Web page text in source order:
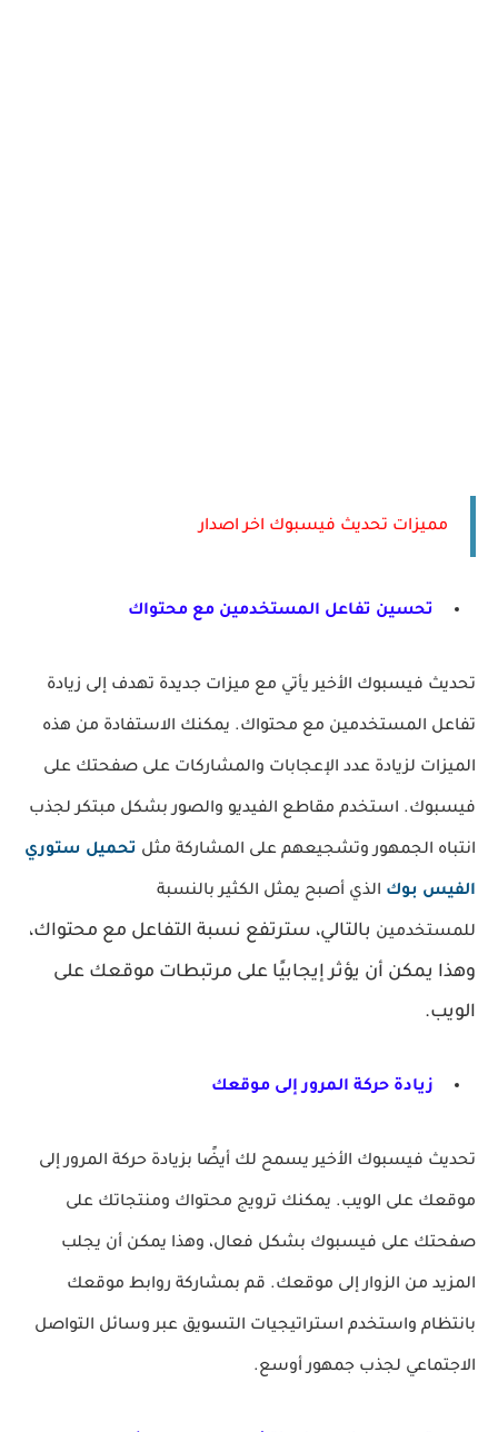
مميزات تحديث فيسبوك اخر اصدار
تحسين تفاعل المستخدمين مع محتواك
تحديث فيسبوك الأخير يأتي مع ميزات جديدة تهدف إلى زيادة
تفاعل المستخدمين مع محتواك. يمكنك الاستفادة من هذه
الميزات لزيادة عدد الإعجابات والمشاركات على صفحتك على
فيسبوك. استخدم مقاطع الفيديو والصور بشكل مبتكر لجذب
انتباه الجمهور وتشجيعهم على المشاركة مثل تحميل ستوري
الفيس بوك الذي أصبح يمثل الكثير بالنسبة
للمستخدمين بالتالي، سترتفع نسبة التفاعل مع محتواك،
وهذا يمكن أن يؤثر إيجابيًا على مرتبطات موقعك على
الويب.
زيادة حركة المرور إلى موقعك
تحديث فيسبوك الأخير يسمح لك أيضًا بزيادة حركة المرور إلى
موقعك على الويب. يمكنك ترويج محتواك ومنتجاتك على
صفحتك على فيسبوك بشكل فعال، وهذا يمكن أن يجلب
المزيد من الزوار إلى موقعك. قم بمشاركة روابط موقعك
بانتظام واستخدم استراتيجيات التسويق عبر وسائل التواصل
الاجتماعي لجذب جمهور أوسع.